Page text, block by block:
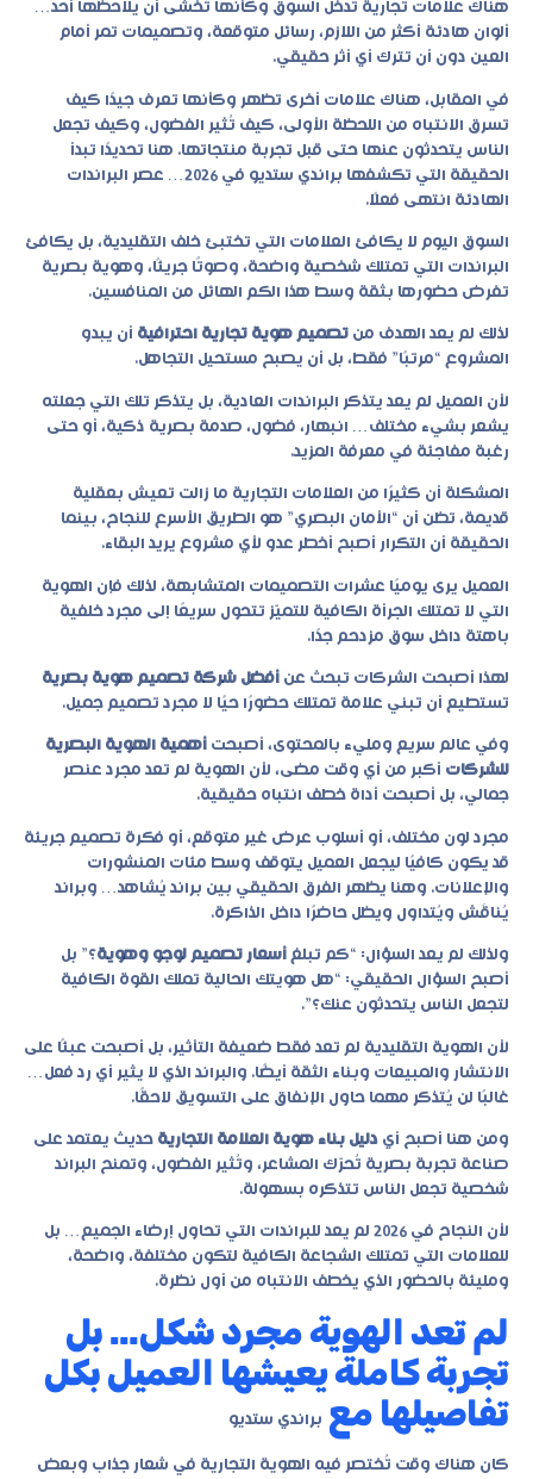
هناك علامات تجارية تدخل السوق وكأنها تخشى أن يلاحظها أحد…
ألوان هادئة أكثر من اللازم، رسائل متوقعة، وتصميمات تمر أمام
العين دون أن تترك أي أثر حقيقي.
في المقابل، هناك علامات أخرى تظهر وكأنها تعرف جيدًا كيف
تسرق الانتباه من اللحظة الأولى، كيف تُثير الفضول، وكيف تجعل
الناس يتحدثون عنها حتى قبل تجربة منتجاتها. هنا تحديدًا تبدأ
الحقيقة التي تكشفها براندي ستديو في 2026… عصر البراندات
الهادئة انتهى فعلًا.
السوق اليوم لا يكافئ العلامات التي تختبئ خلف التقليدية، بل يكافئ
البراندات التي تمتلك شخصية واضحة، وصوتًا جريئًا، وهوية بصرية
تفرض حضورها بثقة وسط هذا الكم الهائل من المنافسين.
لذلك لم يعد الهدف من تصميم هوية تجارية احترافية أن يبدو
المشروع “مرتبًا” فقط، بل أن يصبح مستحيل التجاهل.
لأن العميل لم يعد يتذكر البراندات العادية، بل يتذكر تلك التي جعلته
يشعر بشيء مختلف… انبهار، فضول، صدمة بصرية ذكية، أو حتى
رغبة مفاجئة في معرفة المزيد.
المشكلة أن كثيرًا من العلامات التجارية ما زالت تعيش بعقلية
قديمة، تظن أن “الأمان البصري” هو الطريق الأسرع للنجاح، بينما
الحقيقة أن التكرار أصبح أخطر عدو لأي مشروع يريد البقاء.
العميل يرى يوميًا عشرات التصميمات المتشابهة، لذلك فإن الهوية
التي لا تمتلك الجرأة الكافية للتميّز تتحول سريعًا إلى مجرد خلفية
باهتة داخل سوق مزدحم جدًا.
لهذا أصبحت الشركات تبحث عن أفضل شركة تصميم هوية بصرية
تستطيع أن تبني علامة تمتلك حضورًا حيًا لا مجرد تصميم جميل.
وفي عالم سريع ومليء بالمحتوى، أصبحت أهمية الهوية البصرية
للشركات أكبر من أي وقت مضى، لأن الهوية لم تعد مجرد عنصر
جمالي، بل أصبحت أداة خطف انتباه حقيقية.
مجرد لون مختلف، أو أسلوب عرض غير متوقع، أو فكرة تصميم جريئة
قد يكون كافيًا ليجعل العميل يتوقف وسط مئات المنشورات
والإعلانات. وهنا يظهر الفرق الحقيقي بين براند يُشاهد… وبراند
يُناقَش ويُتداول ويظل حاضرًا داخل الذاكرة.
ولذلك لم يعد السؤال: “كم تبلغ أسعار تصميم لوجو وهوية؟” بل
أصبح السؤال الحقيقي: “هل هويتك الحالية تملك القوة الكافية
لتجعل الناس يتحدثون عنك؟”.
لأن الهوية التقليدية لم تعد فقط ضعيفة التأثير، بل أصبحت عبئًا على
الانتشار والمبيعات وبناء الثقة أيضًا. والبراند الذي لا يثير أي رد فعل…
غالبًا لن يُتذكر مهما حاول الإنفاق على التسويق لاحقًا.
ومن هنا أصبح أي دليل بناء هوية العلامة التجارية حديث يعتمد على
صناعة تجربة بصرية تُحرّك المشاعر، وتُثير الفضول، وتمنح البراند
شخصية تجعل الناس تتذكره بسهولة.
لأن النجاح في 2026 لم يعد للبراندات التي تحاول إرضاء الجميع… بل
للعلامات التي تمتلك الشجاعة الكافية لتكون مختلفة، واضحة،
ومليئة بالحضور الذي يخطف الانتباه من أول نظرة.
لم تعد الهوية مجرد شكل… بل
تجربة كاملة يعيشها العميل بكل
تفاصيلها مع براندي ستديو
كان هناك وقت تُختصر فيه الهوية التجارية في شعار جذاب وبعض